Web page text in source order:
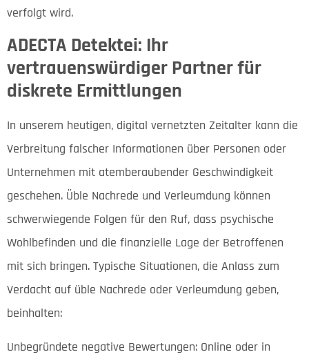
verfolgt wird.
ADECTA Detektei: Ihr
vertrauenswürdiger Partner für
diskrete Ermittlungen
In unserem heutigen, digital vernetzten Zeitalter kann die
Verbreitung falscher Informationen über Personen oder
Unternehmen mit atemberaubender Geschwindigkeit
geschehen. Üble Nachrede und Verleumdung können
schwerwiegende Folgen für den Ruf, dass psychische
Wohlbefinden und die finanzielle Lage der Betroffenen
mit sich bringen. Typische Situationen, die Anlass zum
Verdacht auf üble Nachrede oder Verleumdung geben,
beinhalten:
Unbegründete negative Bewertungen: Online oder in